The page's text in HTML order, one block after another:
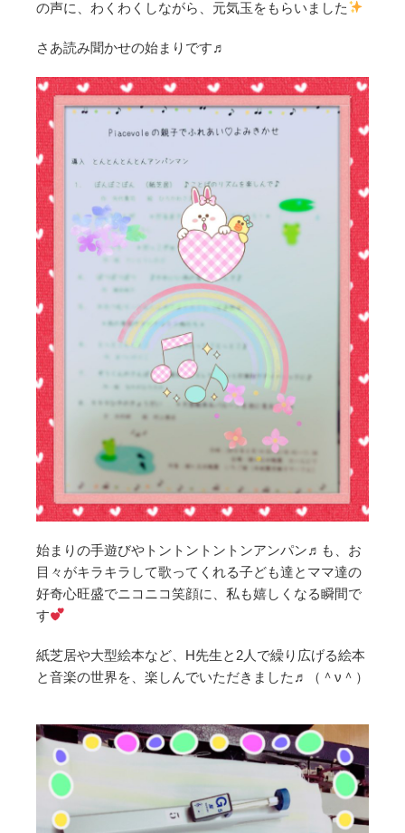
の声に、わくわくしながら、元気玉をもらいました
さあ読み聞かせの始まりです♬
始まりの手遊びやトントントントンアンパン♬も、お
目々がキラキラして歌ってくれる子ども達とママ達の
好奇心旺盛でニコニコ笑顔に、私も嬉しくなる瞬間で
す
紙芝居や大型絵本など、H先生と2人で繰り広げる絵本
と音楽の世界を、楽しんでいただきました♬（＾ν＾）